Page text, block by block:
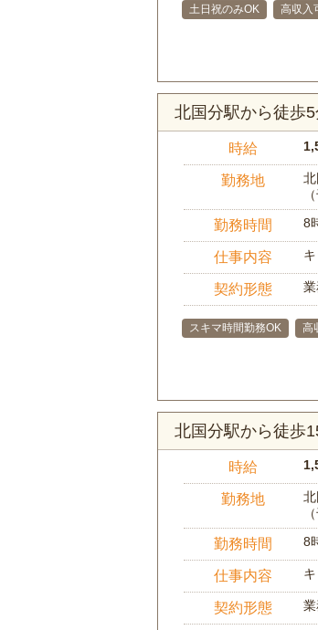
土日祝のみOK 高収入
北国分駅から徒歩
時給
勤務地
勤務時間 8
仕事内容
契約形態
スキマ時間勤務OK 高
北国分駅から徒歩
時給
勤務地
勤務時間 8
仕事内容
契約形態